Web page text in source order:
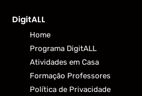
DigitALL
Home
Programa DigitALL
Atividades em Casa
Formação Professores
Política de Privacidade